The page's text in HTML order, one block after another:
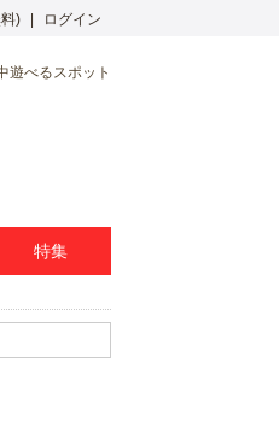
) ログイン
遊べるスポット
特集